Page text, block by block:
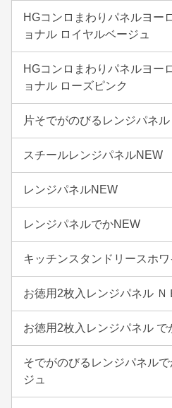
HGコンロまわりパネルヨー
ョナル ロイヤルベージュ
HGコンロまわりパネルヨー
ョナル ローズピンク
片そでがのびるレンジパネル
スチールレンジパネルNEW
レンジパネルNEW
レンジパネルでかNEW
キッチンスタンドリースホワ
お徳用2枚入レンジパネル Ｎ
お徳用2枚入レンジパネル で
そでがのびるレンジパネル
ジュ